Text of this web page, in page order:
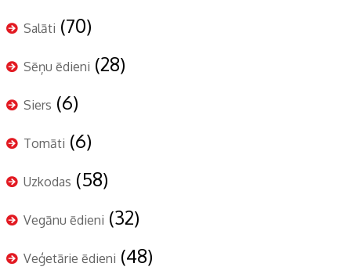
Salāti (70)
Sēņu ēdieni (28)
Siers (6)
Tomāti (6)
Uzkodas (58)
Vegānu ēdieni (32)
Veģetārie ēdieni (48)